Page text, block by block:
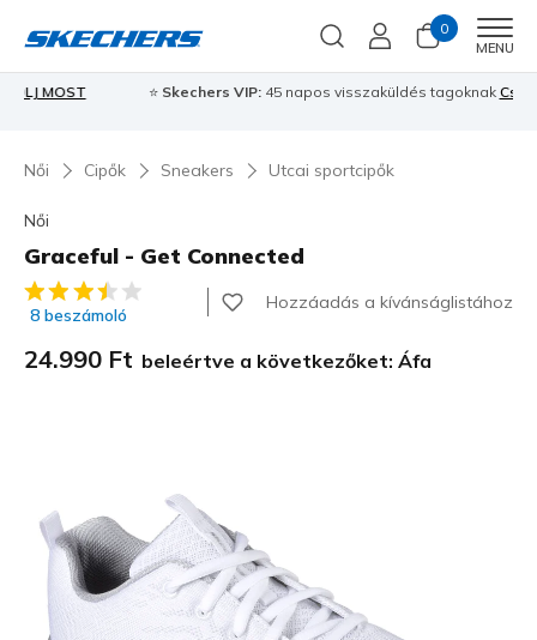
0
MENU
⭐ Skechers VIP: 45 napos visszaküldés tagoknakCsatlakozz most ⭐
Női Cipők Sneakers Utcai sportcipők
Női
Graceful - Get Connected
3,6 az 5-ből ügyfélértékelés
8 beszámoló
Hozzáadás a kívánságlistához
24.990 Ft beleértve a következőket: Áfa